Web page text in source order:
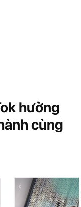
hưởng
cùng